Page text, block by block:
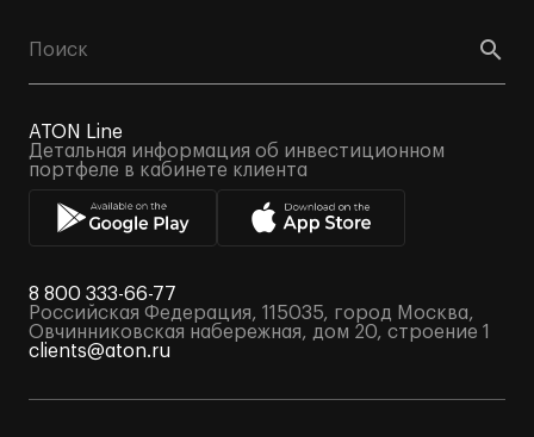
ATON Line
Детальная информация об инвестиционном
портфеле в кабинете клиента
8 800 333-66-77
Российская Федерация, 115035, город Москва,
Овчинниковская набережная, дом 20, строение 1
clients@aton.ru